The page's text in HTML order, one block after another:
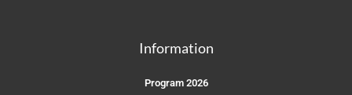
Information
Program 2026